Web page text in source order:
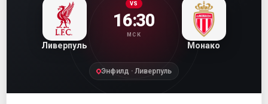
Ливерпуль
VS
16:30
МСК
Монако
Энфилд · Ливерпуль